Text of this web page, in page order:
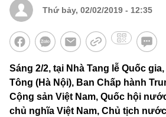
Thứ bảy, 02/02/2019 - 12:35
Sáng 2/2, tại Nhà Tang lễ Quốc
Tông (Hà Nội), Ban Chấp hành
Cộng sản Việt Nam, Quốc hội
chủ nghĩa Việt Nam, Chủ tịch